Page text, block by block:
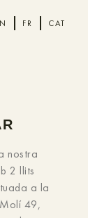
FR CAT
nostra
2 llits
a la
49,